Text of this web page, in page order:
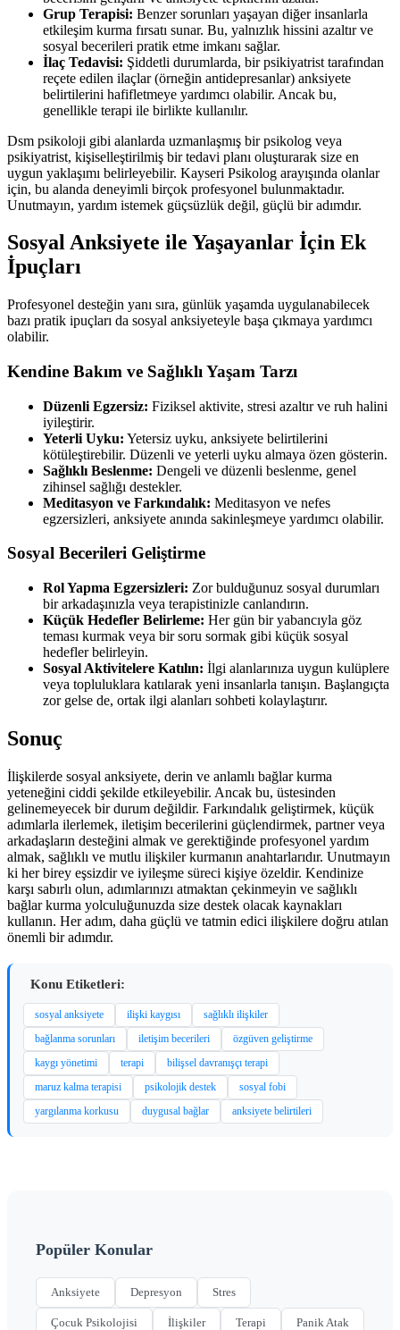
Grup Terapisi: Benzer sorunları yaşayan diğer insanlarla
etkileşim kurma fırsatı sunar. Bu, yalnızlık hissini azaltır ve
sosyal becerileri pratik etme imkanı sağlar.
İlaç Tedavisi: Şiddetli durumlarda, bir psikiyatrist tarafından
reçete edilen ilaçlar (örneğin antidepresanlar) anksiyete
belirtilerini hafifletmeye yardımcı olabilir. Ancak bu,
genellikle terapi ile birlikte kullanılır.
Dsm psikoloji gibi alanlarda uzmanlaşmış bir psikolog veya
psikiyatrist, kişiselleştirilmiş bir tedavi planı oluşturarak size en
uygun yaklaşımı belirleyebilir. Kayseri Psikolog arayışında olanlar
için, bu alanda deneyimli birçok profesyonel bulunmaktadır.
Unutmayın, yardım istemek güçsüzlük değil, güçlü bir adımdır.
Sosyal Anksiyete ile Yaşayanlar İçin Ek
İpuçları
Profesyonel desteğin yanı sıra, günlük yaşamda uygulanabilecek
bazı pratik ipuçları da sosyal anksiyeteyle başa çıkmaya yardımcı
olabilir.
Kendine Bakım ve Sağlıklı Yaşam Tarzı
Düzenli Egzersiz: Fiziksel aktivite, stresi azaltır ve ruh halini
iyileştirir.
Yeterli Uyku: Yetersiz uyku, anksiyete belirtilerini
kötüleştirebilir. Düzenli ve yeterli uyku almaya özen gösterin.
Sağlıklı Beslenme: Dengeli ve düzenli beslenme, genel
zihinsel sağlığı destekler.
Meditasyon ve Farkındalık: Meditasyon ve nefes
egzersizleri, anksiyete anında sakinleşmeye yardımcı olabilir.
Sosyal Becerileri Geliştirme
Rol Yapma Egzersizleri: Zor bulduğunuz sosyal durumları
bir arkadaşınızla veya terapistinizle canlandırın.
Küçük Hedefler Belirleme: Her gün bir yabancıyla göz
teması kurmak veya bir soru sormak gibi küçük sosyal
hedefler belirleyin.
Sosyal Aktivitelere Katılın: İlgi alanlarınıza uygun kulüplere
veya topluluklara katılarak yeni insanlarla tanışın. Başlangıçta
zor gelse de, ortak ilgi alanları sohbeti kolaylaştırır.
Sonuç
İlişkilerde sosyal anksiyete, derin ve anlamlı bağlar kurma
yeteneğini ciddi şekilde etkileyebilir. Ancak bu, üstesinden
gelinemeyecek bir durum değildir. Farkındalık geliştirmek, küçük
adımlarla ilerlemek, iletişim becerilerini güçlendirmek, partner veya
arkadaşların desteğini almak ve gerektiğinde profesyonel yardım
almak, sağlıklı ve mutlu ilişkiler kurmanın anahtarlarıdır. Unutmayın
ki her birey eşsizdir ve iyileşme süreci kişiye özeldir. Kendinize
karşı sabırlı olun, adımlarınızı atmaktan çekinmeyin ve sağlıklı
bağlar kurma yolculuğunuzda size destek olacak kaynakları
kullanın. Her adım, daha güçlü ve tatmin edici ilişkilere doğru atılan
önemli bir adımdır.
Konu Etiketleri:
sosyal anksiyete ilişki kaygısı
sağlıklı ilişkiler
bağlanma sorunları
iletişim becerileri
özgüven geliştirme
kaygı yönetimi
terapi
bilişsel davranışçı terapi
maruz kalma terapisi
psikolojik destek
sosyal fobi
yargılanma korkusu
duygusal bağlar anksiyete belirtileri
Popüler Konular
Anksiyete Depresyon Stres
Çocuk Psikolojisi İlişkiler Terapi Panik Atak